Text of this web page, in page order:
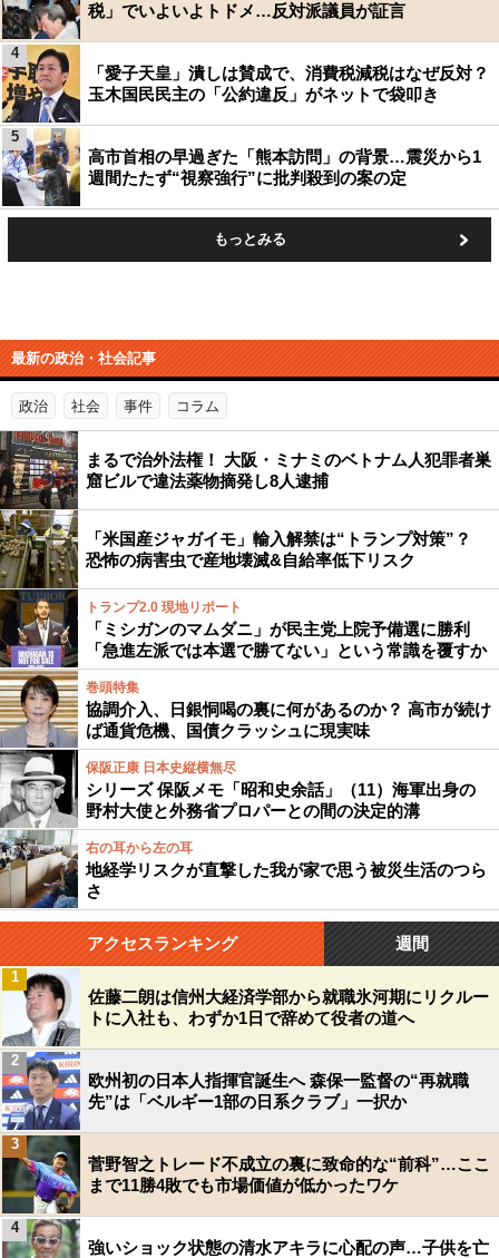
税」でいよいよトドメ…反対派議員が証言
「愛子天皇」潰しは賛成で、消費税減税はなぜ反対？
玉木国民民主の「公約違反」がネットで袋叩き
4
高市首相の早過ぎた「熊本訪問」の背景…震災から1
週間たたず“視察強行”に批判殺到の案の定
5
もっとみる
最新の政治・社会記事
政治 社会 事件 コラム
まるで治外法権！ 大阪・ミナミのベトナム人犯罪者巣
窟ビルで違法薬物摘発し8人逮捕
「米国産ジャガイモ」輸入解禁は“トランプ対策”？
恐怖の病害虫で産地壊滅&自給率低下リスク
トランプ2.0 現地リポート
「ミシガンのマムダニ」が民主党上院予備選に勝利
「急進左派では本選で勝てない」という常識を覆すか
巻頭特集
協調介入、日銀恫喝の裏に何があるのか？ 高市が続け
ば通貨危機、国債クラッシュに現実味
保阪正康 日本史縦横無尽
シリーズ 保阪メモ「昭和史余話」（11）海軍出身の
野村大使と外務省プロパーとの間の決定的溝
右の耳から左の耳
地経学リスクが直撃した我が家で思う被災生活のつら
さ
アクセスランキング 週間
佐藤二朗は信州大経済学部から就職氷河期にリクルー
トに入社も、わずか1日で辞めて役者の道へ
1
欧州初の日本人指揮官誕生へ 森保一監督の“再就職
先”は「ベルギー1部の日系クラブ」一択か
2
菅野智之トレード不成立の裏に致命的な“前科”…ここ
まで11勝4敗でも市場価値が低かったワケ
3
強いショック状態の清水アキラに心配の声…子供を亡
4